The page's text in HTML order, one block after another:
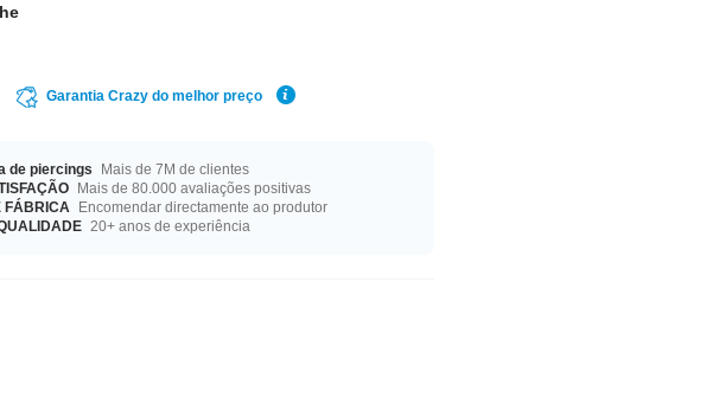
Garantia Crazy do melhor preço
de piercings
Mais de 7M de clientes
Mais de 80.000 avaliações positivas
FÁBRICA
Encomendar directamente ao produtor
20+ anos de experiência